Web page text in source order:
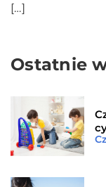
[…]
Ostatnie